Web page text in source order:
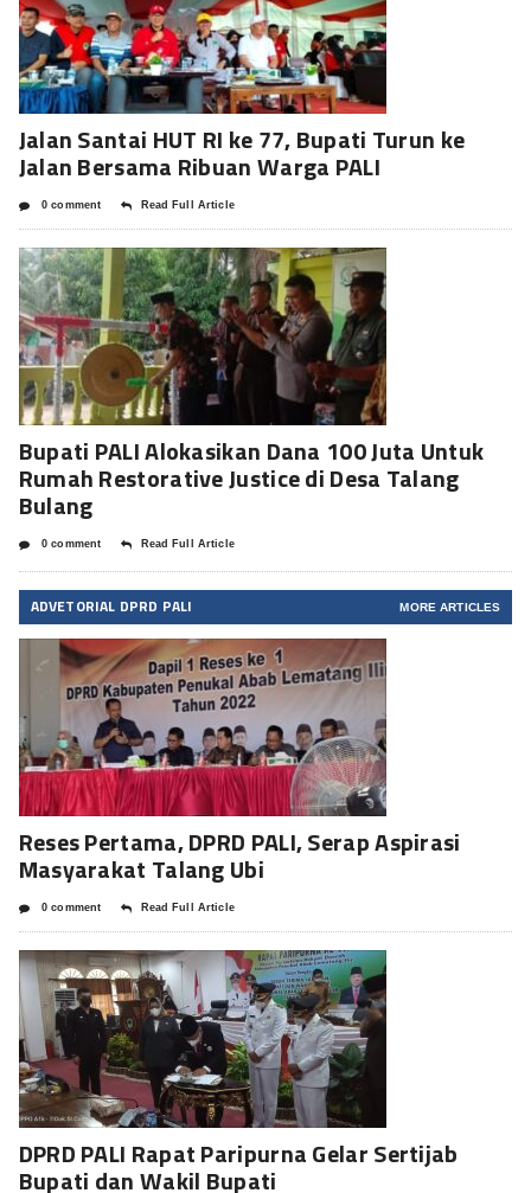
Jalan Santai HUT RI ke 77, Bupati Turun ke
Jalan Bersama Ribuan Warga PALI
0 comment Read Full Article
Bupati PALI Alokasikan Dana 100 Juta Untuk
Rumah Restorative Justice di Desa Talang
Bulang
0 comment Read Full Article
ADVETORIAL DPRD PALI MORE ARTICLES
Reses Pertama, DPRD PALI, Serap Aspirasi
Masyarakat Talang Ubi
0 comment Read Full Article
DPRD PALI Rapat Paripurna Gelar Sertijab
Bupati dan Wakil Bupati